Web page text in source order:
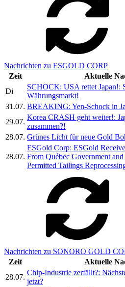
Nachrichten zu ESGOLD CORP
Zeit
Aktuelle
Di
SCHOCK: USA rettet Japan!:
Währungsmarkt!
31.07. BREAKING: Yen-Schock in
29.07.
Korea CRASH geht weiter!:
zusammen?!
28.07. Grünes Licht für neue Gold
28.07.
ESGold Corp: ESGold
From Québec Government
Permitted Tailings
Nachrichten zu SONORO GOLD
Zeit
Aktuelle
28.07.
Chip-Industrie zerfällt?:
jetzt?